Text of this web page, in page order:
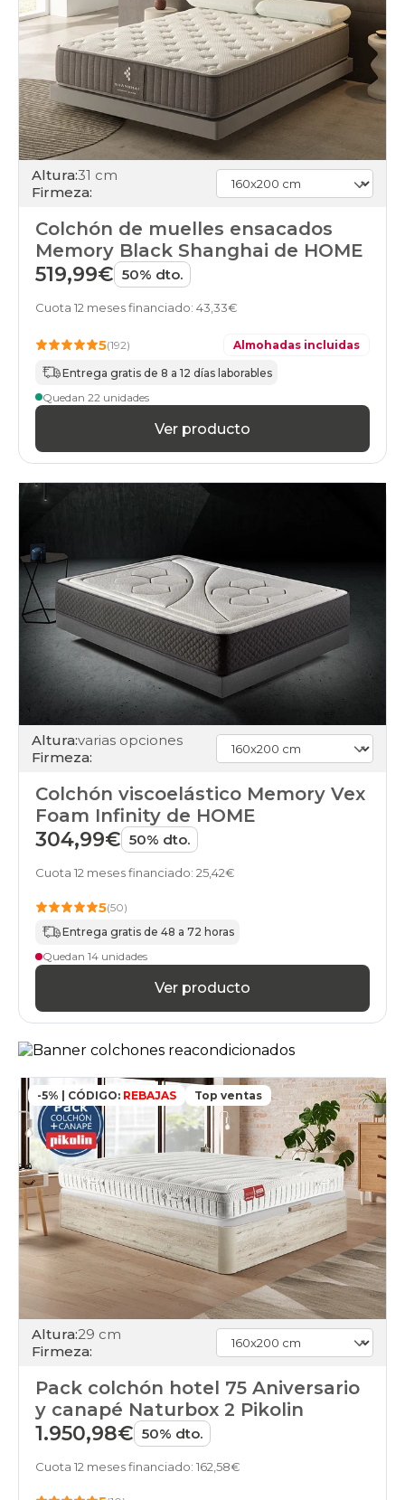
Altura:31 cm
Firmeza:
Colchón de muelles ensacados
Memory Black Shanghai de HOME
519,99€ 50% dto.
Cuota 12 meses financiado: 43,33€
5(192) Almohadas incluidas
Entrega gratis de 8 a 12 días laborables
Quedan 22 unidades
Ver producto
Altura:varias opciones
Firmeza:
Colchón viscoelástico Memory Vex
Foam Infinity de HOME
304,99€ 50% dto.
Cuota 12 meses financiado: 25,42€
5(50)
Entrega gratis de 48 a 72 horas
Quedan 14 unidades
Ver producto
-5% | CÓDIGO: REBAJAS Top ventas
Altura:29 cm
Firmeza:
Pack colchón hotel 75 Aniversario
y canapé Naturbox 2 Pikolin
1.950,98€ 50% dto.
Cuota 12 meses financiado: 162,58€